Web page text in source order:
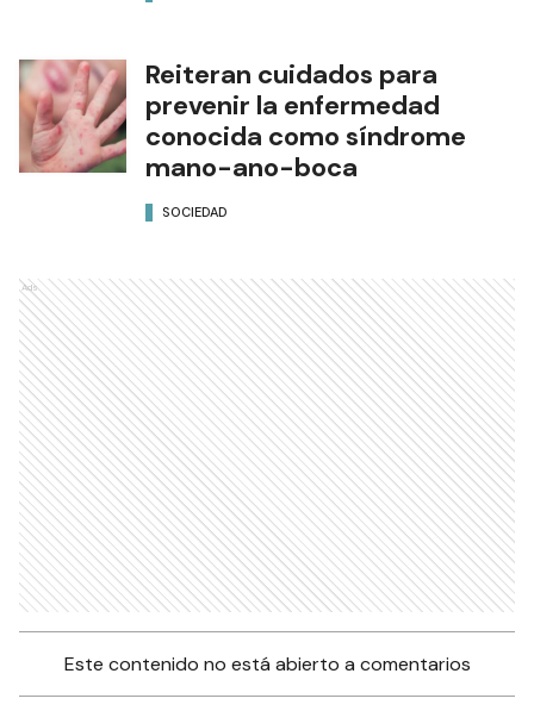
Reiteran cuidados para
prevenir la enfermedad
conocida como síndrome
mano-ano-boca
SOCIEDAD
Ads
Este contenido no está abierto a comentarios